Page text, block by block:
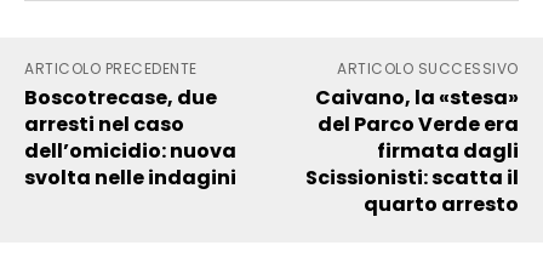
ARTICOLO PRECEDENTE
Boscotrecase, due
arresti nel caso
dell’omicidio: nuova
svolta nelle indagini
ARTICOLO SUCCESSIVO
Caivano, la «stesa»
del Parco Verde era
firmata dagli
Scissionisti: scatta il
quarto arresto